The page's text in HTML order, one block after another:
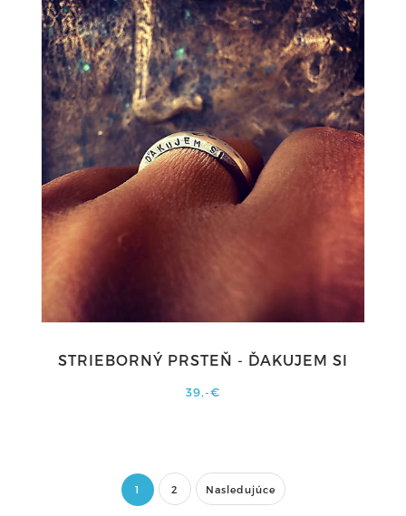
STRIEBORNÝ PRSTEŇ - ĎAKUJEM SI
39,-€
1 2 Nasledujúce